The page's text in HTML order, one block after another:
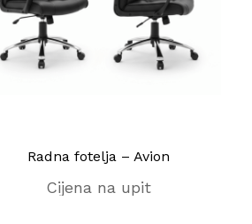
Radna fotelja – Avion
Cijena na upit